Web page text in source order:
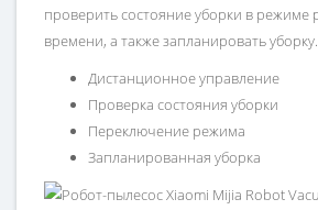
проверить состояние уборки в режиме
времени, а также запланировать уборку.
Дистанционное управление
Проверка состояния уборки
Переключение режима
Запланированная уборка